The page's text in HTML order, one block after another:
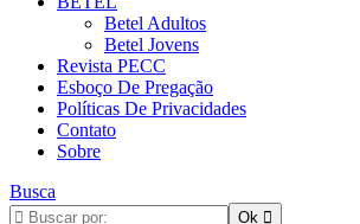
Betel Adultos
Betel Jovens
Revista PECC
Esboço De Pregação
Políticas De Privacidades
Contato
Sobre
Busca